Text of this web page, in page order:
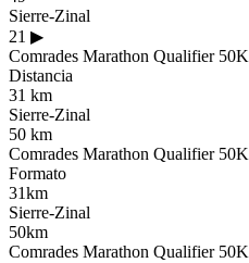
Sierre-Zinal
21 ▶
Comrades Marathon Qualifier 50K
Distancia
31 km
Sierre-Zinal
50 km
Comrades Marathon Qualifier 50K
Formato
31km
Sierre-Zinal
50km
Comrades Marathon Qualifier 50K